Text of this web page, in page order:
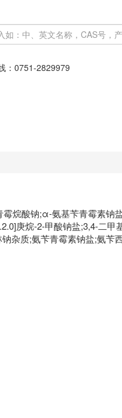
： 0751-2829979
烷酸钠;α-氨基苄青霉素钠
庚烷-2-甲酸钠盐;3,4-二
杂质;氨苄青霉素钠盐;氨